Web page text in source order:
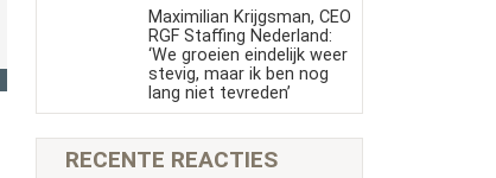
Maximilian Krijgsman, CEO
RGF Staffing Nederland:
‘We groeien eindelijk weer
stevig, maar ik ben nog
lang niet tevreden’
RECENTE REACTIES